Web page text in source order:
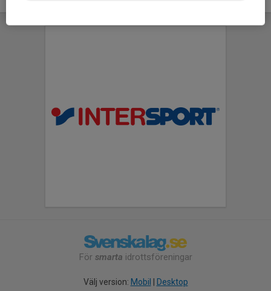
För smarta idrottsföreningar
Välj version: Mobil Desktop